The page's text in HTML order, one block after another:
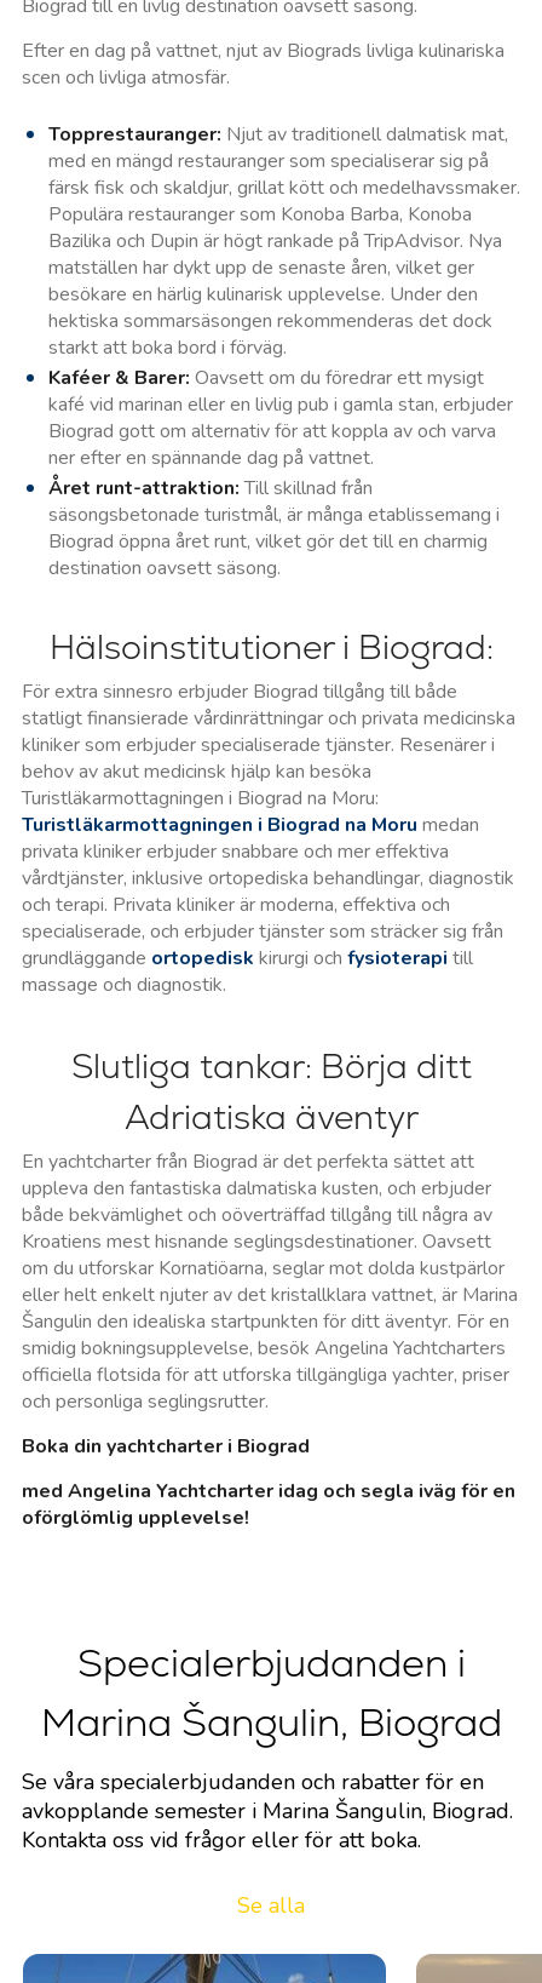
Biograd till en livlig destination oavsett säsong.
Efter en dag på vattnet, njut av Biograds livliga kulinariska
scen och livliga atmosfär.
Topprestauranger: Njut av traditionell dalmatisk mat,
med en mängd restauranger som specialiserar sig på
färsk fisk och skaldjur, grillat kött och medelhavssmaker.
Populära restauranger som Konoba Barba, Konoba
Bazilika och Dupin är högt rankade på TripAdvisor. Nya
matställen har dykt upp de senaste åren, vilket ger
besökare en härlig kulinarisk upplevelse. Under den
hektiska sommarsäsongen rekommenderas det dock
starkt att boka bord i förväg.
Kaféer & Barer: Oavsett om du föredrar ett mysigt
kafé vid marinan eller en livlig pub i gamla stan, erbjuder
Biograd gott om alternativ för att koppla av och varva
ner efter en spännande dag på vattnet.
Året runt-attraktion:Till skillnad från
säsongsbetonade turistmål, är många etablissemang i
Biograd öppna året runt, vilket gör det till en charmig
destination oavsett säsong.
Hälsoinstitutioner i Biograd:
För extra sinnesro erbjuder Biograd tillgång till både
statligt finansierade vårdinrättningar och privata medicinska
kliniker som erbjuder specialiserade tjänster. Resenärer i
behov av akut medicinsk hjälp kan besöka
Turistläkarmottagningen i Biograd na Moru:
Turistläkarmottagningen i Biograd na Moru medan
privata kliniker erbjuder snabbare och mer effektiva
vårdtjänster, inklusive ortopediska behandlingar, diagnostik
och terapi. Privata kliniker är moderna, effektiva och
specialiserade, och erbjuder tjänster som sträcker sig från
grundläggande ortopedisk kirurgi och fysioterapi till
massage och diagnostik.
Slutliga tankar: Börja ditt
Adriatiska äventyr
En yachtcharter från Biograd är det perfekta sättet att
uppleva den fantastiska dalmatiska kusten, och erbjuder
både bekvämlighet och oöverträffad tillgång till några av
Kroatiens mest hisnande seglingsdestinationer. Oavsett
om du utforskar Kornatiöarna, seglar mot dolda kustpärlor
eller helt enkelt njuter av det kristallklara vattnet, är Marina
Šangulin den idealiska startpunkten för ditt äventyr. För en
smidig bokningsupplevelse, besök Angelina Yachtcharters
officiella flotsida för att utforska tillgängliga yachter, priser
och personliga seglingsrutter.
Boka din yachtcharter i Biograd
med Angelina Yachtcharter idag och segla iväg för en
oförglömlig upplevelse!
Specialerbjudanden i
Marina Šangulin, Biograd
Se våra specialerbjudanden och rabatter för en
avkopplande semester i Marina Šangulin, Biograd.
Kontakta oss vid frågor eller för att boka.
Se alla